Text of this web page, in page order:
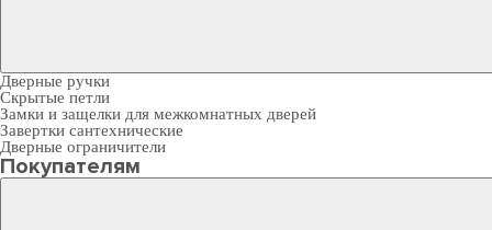
Дверные ручки
Скрытые петли
Замки и защелки для межкомнатных дверей
Завертки сантехнические
Дверные ограничители
Покупателям